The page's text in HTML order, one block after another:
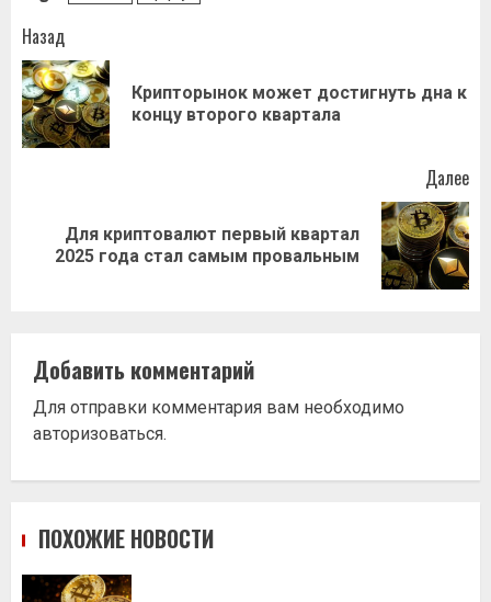
Навигация
записи
Назад
Крипторынок может достигнуть дна к
концу второго квартала
Далее
Следующая
запись:
Для криптовалют первый квартал
2025 года стал самым провальным
Добавить комментарий
Для отправки комментария вам необходимо
авторизоваться.
ПОХОЖИЕ НОВОСТИ